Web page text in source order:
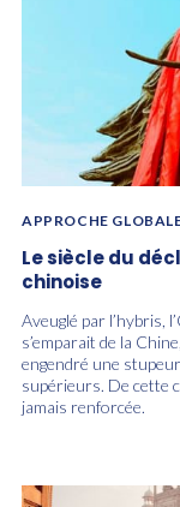
APPROCHE
Le siècle du
chinoise
Aveuglé par l’hybris,
s’emparait de la
engendré une
supérieurs. De cette
jamais renforcée.